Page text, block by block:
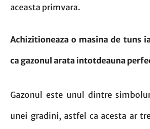
aceasta primvara.
Achizitioneaza o masina de tuns
ca gazonul arata intotdeauna
Gazonul este unul dintre
unei gradini, astfel ca acesta ar